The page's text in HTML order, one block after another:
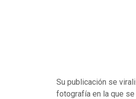
Su publicación se
fotografía en la que